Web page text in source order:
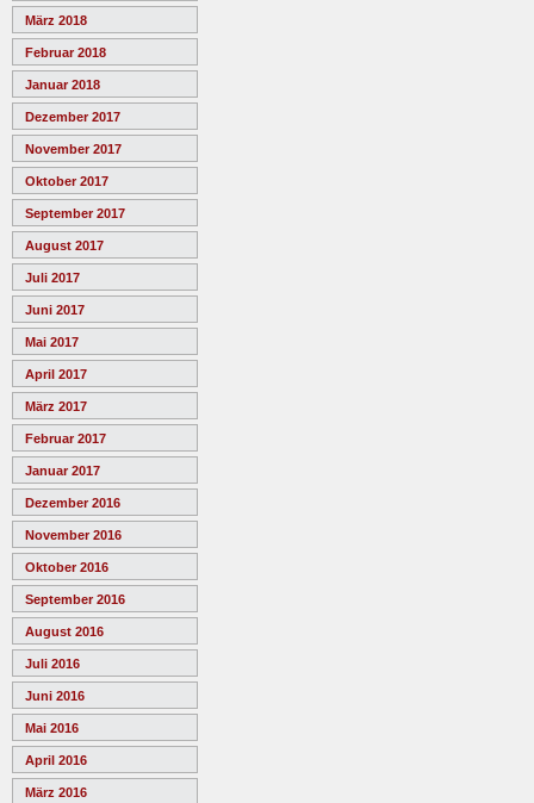
März 2018
Februar 2018
Januar 2018
Dezember 2017
November 2017
Oktober 2017
September 2017
August 2017
Juli 2017
Juni 2017
Mai 2017
April 2017
März 2017
Februar 2017
Januar 2017
Dezember 2016
November 2016
Oktober 2016
September 2016
August 2016
Juli 2016
Juni 2016
Mai 2016
April 2016
März 2016